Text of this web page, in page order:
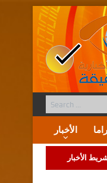
الأخبار
الأخبار